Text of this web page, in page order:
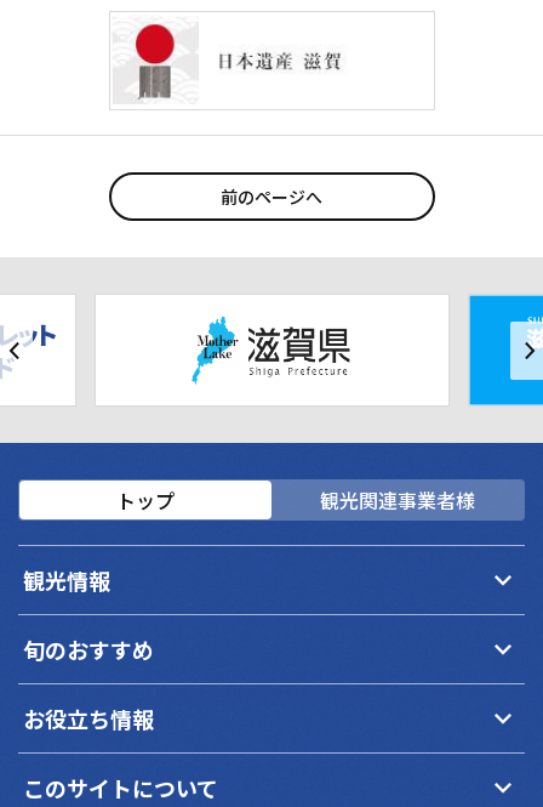
前のページへ
トップ 観光関連事業者様
観光情報 keyboard_arrow_down
旬のおすすめ keyboard_arrow_down
お役立ち情報 keyboard_arrow_down
このサイトについて keyboard_arrow_down